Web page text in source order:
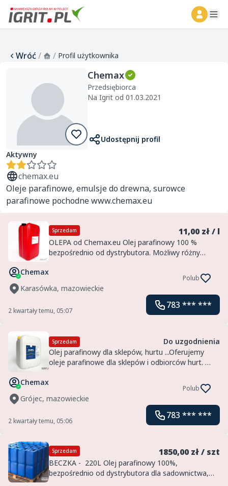
Wróć/ / Profil użytkownika
Chemax
Przedsiębiorca
Na Igrit od 01.03.2021
Udostępnij profil
Aktywny
chemax.eu
Oleje parafinowe, emulsje do drewna, surowce
parafinowe pochodne www.chemax.eu
Sprzedam 11,00 zł / l
OLEPA od Chemax.eu Olej parafinowy 100 %
bezpośrednio od dystrybutora. Możliwy różny
Najwyższy standard czystości, biały, bezwonny...
Podana c...
Chemax
Karasówka, mazowieckie
Polub
2 kwartały temu, 05:07
783 *** ***
Sprzedam
Do uzgodnienia
Olej parafinowy dla sklepów, hurtu ...Oferujemy
oleje parafinowe dla sklepów i odbiorców hurt.
Chemax
Grójec, mazowieckie
Polub
2 kwartały temu, 05:06
783 *** ***
Sprzedam 1850,00 zł / szt
BECZKA - 220L Olej parafinowy 100%,
bezpośrednio od dystrybutora dla sadownictwa,